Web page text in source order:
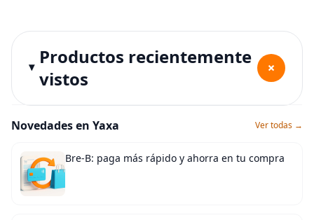
Productos recientemente
vistos
+
Novedades en Yaxa Ver todas →
Bre-B: paga más rápido y ahorra en tu compra